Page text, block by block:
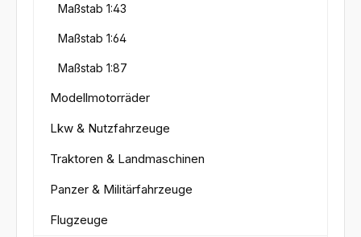
Maßstab 1:43
Maßstab 1:64
Maßstab 1:87
Modellmotorräder
Lkw & Nutzfahrzeuge
Traktoren & Landmaschinen
Panzer & Militärfahrzeuge
Flugzeuge